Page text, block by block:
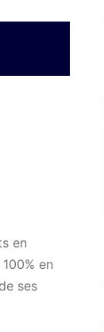
en
en
ses